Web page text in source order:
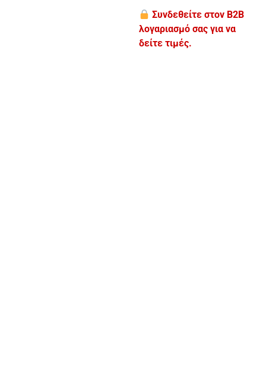
Συνδεθείτε στον B2B
λογαριασμό σας για να
δείτε τιμές.